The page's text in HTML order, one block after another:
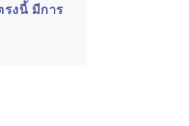
งนี้ มีการ